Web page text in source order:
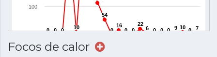
Focos de calor